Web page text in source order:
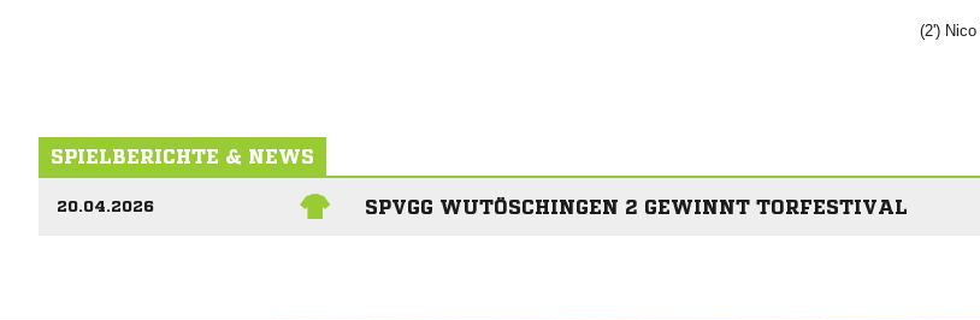
(2') 
SPIELBERICHTE & NEWS
20.04.2026 SPVGG WUTÖSCHINGEN 2 GEWINNT TORFESTIVAL